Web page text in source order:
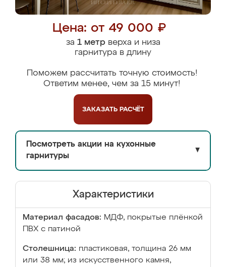
Цена: от 49 000 ₽
за 1 метрверха и низа
гарнитура в длину
Поможем рассчитать точную стоимость!
Ответим менее, чем за 15 минут!
ЗАКАЗАТЬ РАСЧЁТ
Посмотреть акции на кухонные
гарнитуры
▼
Характеристики
Материал фасадов: МДФ, покрытые плёнкой
ПВХ с патиной
Столешница: пластиковая, толщина 26 мм
или 38 мм; из искусственного камня,